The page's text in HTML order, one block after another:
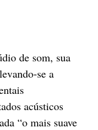
de som, sua
se a
acústicos
“o mais suave